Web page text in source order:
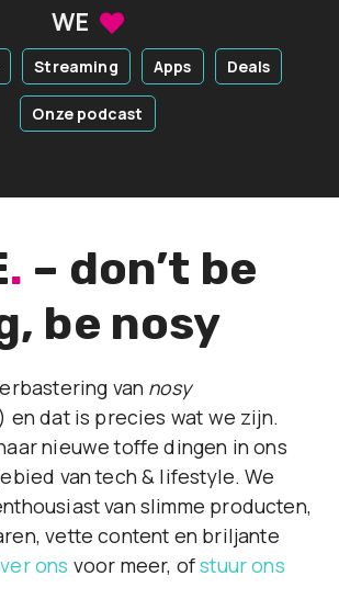
WE
Streaming Apps Deals
Onze podcast
. – don’t be
be nosy
van nosy
en dat is precies wat we zijn.
nieuwe toffe dingen in ons
van tech & lifestyle. We
van slimme producten,
vette content en briljante
ons voor meer, ofstuur ons